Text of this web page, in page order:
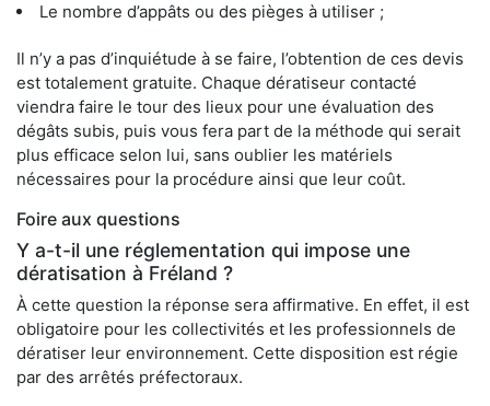
Le nombre d’appâts ou des pièges à utiliser ;
Il n’y a pas d’inquiétude à se faire, l’obtention de ces devis
est totalement gratuite. Chaque dératiseur contacté
viendra faire le tour des lieux pour une évaluation des
dégâts subis, puis vous fera part de la méthode qui serait
plus efficace selon lui, sans oublier les matériels
nécessaires pour la procédure ainsi que leur coût.
Foire aux questions
Y a-t-il une réglementation qui impose une
dératisation à Fréland ?
À cette question la réponse sera affirmative. En effet, il est
obligatoire pour les collectivités et les professionnels de
dératiser leur environnement. Cette disposition est régie
par des arrêtés préfectoraux.